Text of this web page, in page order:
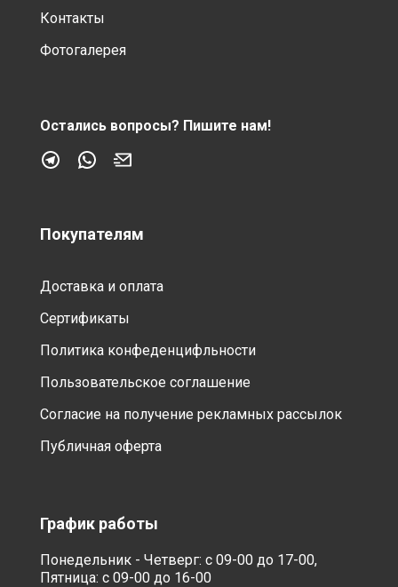
Контакты
Фотогалерея
Остались вопросы? Пишите нам!
Покупателям
Доставка и оплата
Сертификаты
Политика конфеденцифльности
Пользовательское соглашение
Согласие на получение рекламных рассылок
Публичная оферта
График работы
Понедельник - Четверг: с 09-00 до 17-00,
Пятница: с 09-00 до 16-00